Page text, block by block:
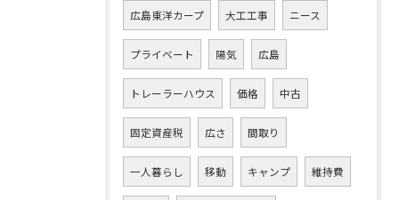
広島東洋カープ 大工工事 ニース
プライベート 陽気 広島
トレーラーハウス 価格 中古
固定資産税 広さ 間取り
一人暮らし 移動 キャンプ 維持費